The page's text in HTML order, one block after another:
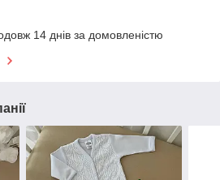
14 днів за домовленістю